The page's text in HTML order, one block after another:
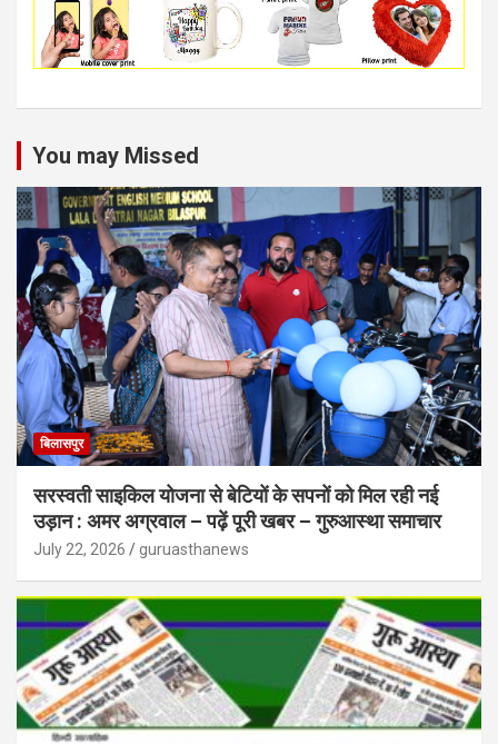
You may Missed
बिलासपुर
सरस्वती साइकिल योजना से बेटियों के सपनों को मिल रही नई
उड़ान : अमर अग्रवाल – पढ़ें पूरी खबर – गुरुआस्था समाचार
July 22, 2026 guruasthanews